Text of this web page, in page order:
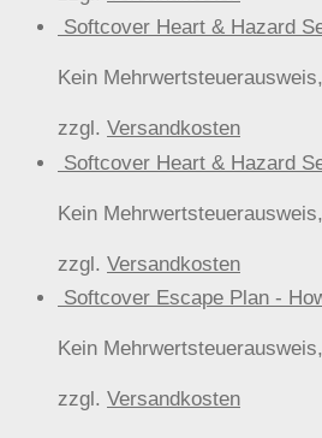
Softcover Heart & Hazard
Kein
zzgl. Versandkosten
Softcover Heart & Hazard
Kein
zzgl. Versandkosten
Softcover Escape Plan -
Kein
zzgl. Versandkosten